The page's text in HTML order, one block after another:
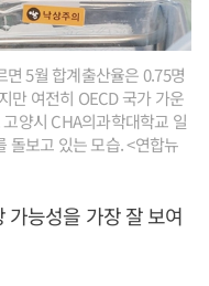
5월 합계출산율은 0.75명
만 여전히 OECD 국가 가운
양시 CHA의과학대학교 일
돌보고 있는 모습. <연합뉴
가능성을 가장 잘 보여